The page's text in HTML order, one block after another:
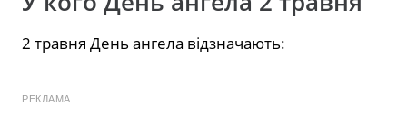
2 травня День ангела відзначають:
РЕКЛАМА